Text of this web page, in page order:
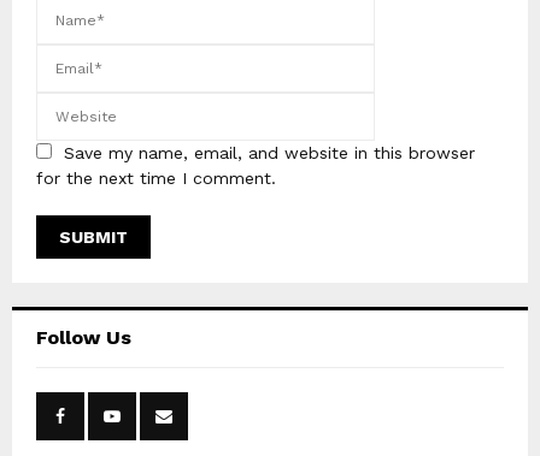
Save my name, email, and website in this browser
for the next time I comment.
Follow Us